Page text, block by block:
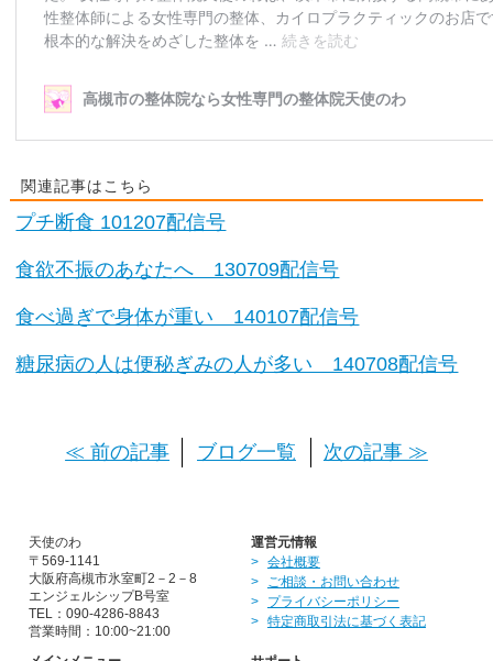
関連記事はこちら
プチ断食 101207配信号
食欲不振のあなたへ 130709配信号
食べ過ぎで身体が重い 140107配信号
糖尿病の人は便秘ぎみの人が多い 140708配信号
≪ 前の記事 ブログ一覧 次の記事 ≫
天使のわ
〒569-1141
大阪府高槻市氷室町2－2－8
エンジェルシップB号室
TEL：090-4286-8843
営業時間：10:00~21:00
運営元情報
会社概要
ご相談・お問い合わせ
プライバシーポリシー
特定商取引法に基づく表記